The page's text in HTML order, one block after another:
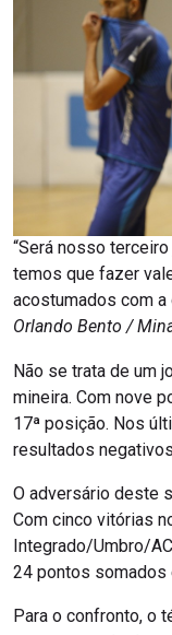
“Será nosso
temos que fazer
acostumados com a
Orlando Bento /
Não se trata de um
mineira. Com nove
17ª posição. Nos
resultados
O adversário deste
Com cinco vitórias
Integrado/Umbro/
24 pontos somados
Para o confronto, o